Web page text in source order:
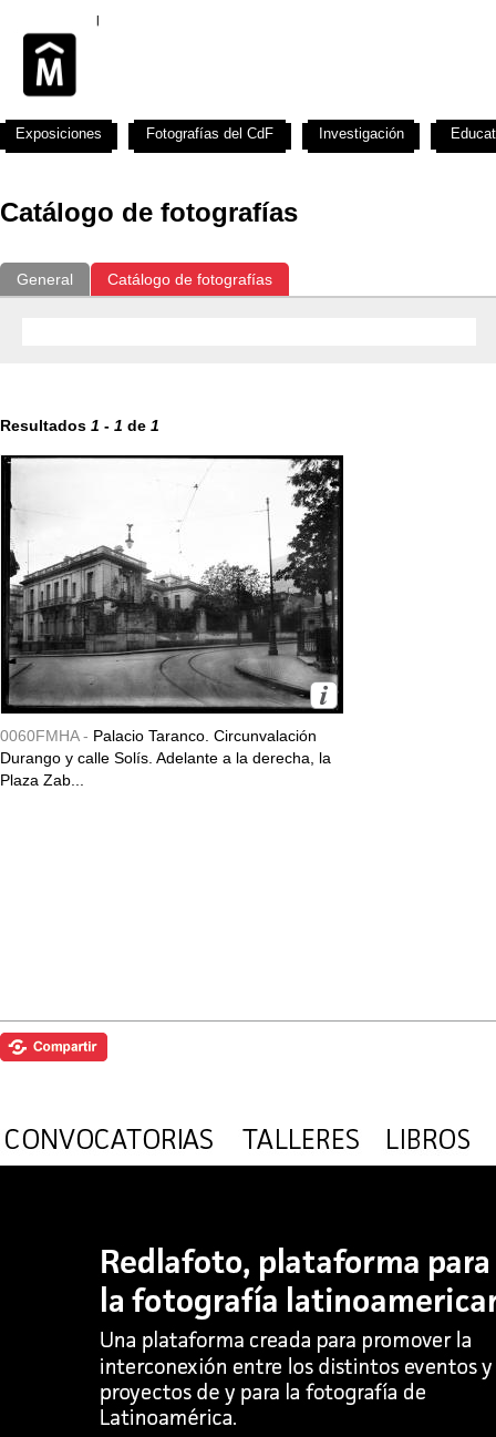
Catálogo de fotografías
General Catálogo de fotografías
Resultados 1 - 1 de 1
0060FMHA - Palacio Taranco. Circunvalación
Durango y calle Solís. Adelante a la derecha, la
Plaza Zab...
Exposiciones Fotografías del CdF Investigación